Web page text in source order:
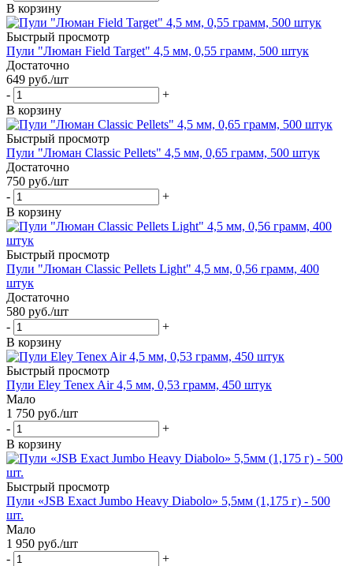
В корзину
Быстрый просмотр
Пули "Люман Field Target" 4,5 мм, 0,55 грамм, 500 штук
Достаточно
649 руб./шт
-
+
В корзину
Быстрый просмотр
Пули "Люман Classic Pellets" 4,5 мм, 0,65 грамм, 500 штук
Достаточно
750 руб./шт
-
+
В корзину
Быстрый просмотр
Пули "Люман Classic Pellets Light" 4,5 мм, 0,56 грамм, 400
штук
Достаточно
580 руб./шт
-
+
В корзину
Быстрый просмотр
Пули Eley Tenex Air 4,5 мм, 0,53 грамм, 450 штук
Мало
1 750 руб./шт
-
+
В корзину
Быстрый просмотр
Пули «JSB Exact Jumbo Heavy Diabolo» 5,5мм (1,175 г) - 500
шт.
Мало
1 950 руб./шт
-
+